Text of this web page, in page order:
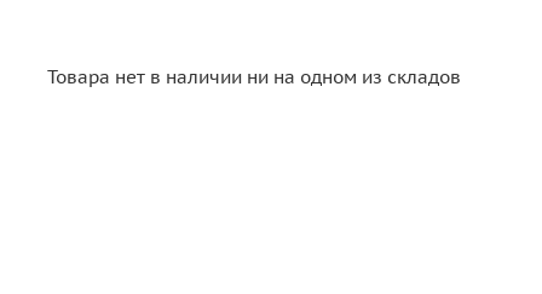
Товара нет в наличии ни на одном из складов